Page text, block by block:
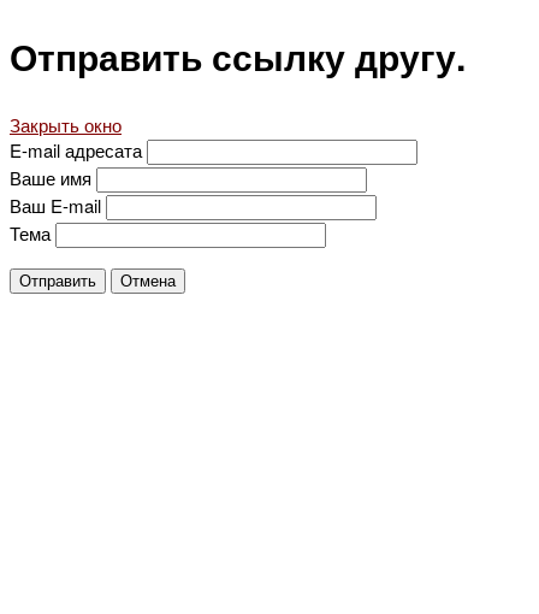
Отправить ссылку другу.
Закрыть окно
E-mail адресата
Ваше имя
Ваш E-mail
Тема
Отправить Отмена